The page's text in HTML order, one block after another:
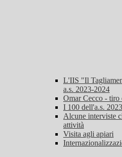
L'IIS "Il
a.s. 2023-2024
Omar Cecco - tiro
I 100 dell'a.s.
Alcune interviste
attività
Visita agli apiari